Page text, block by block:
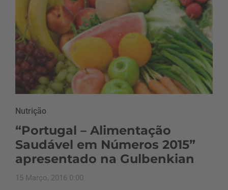
Nutrição
“Portugal – Alimentação
Saudável em Números 2015”
apresentado na Gulbenkian
15 Março, 2016 0:00